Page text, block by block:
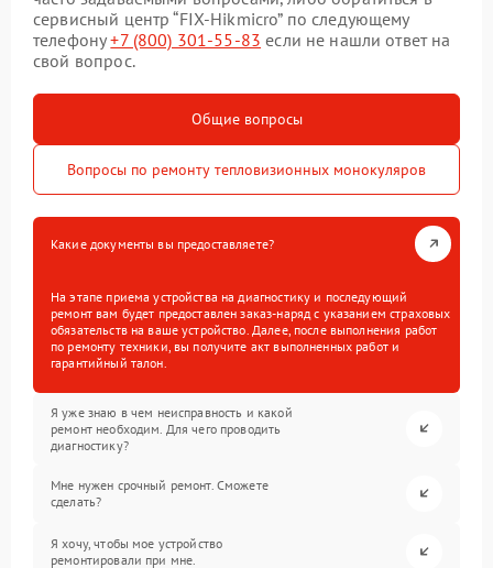
сервисный центр “FIX-Hikmicro” по следующему
телефону+7 (800) 301-55-83 если не нашли ответ на
свой вопрос.
Общие вопросы
Вопросы по ремонту тепловизионных монокуляров
Какие документы вы предоставляете?
На этапе приема устройства на диагностику и последующий
ремонт вам будет предоставлен заказ-наряд с указанием страховых
обязательств на ваше устройство. Далее, после выполнения работ
по ремонту техники, вы получите акт выполненных работ и
гарантийный талон.
Я уже знаю в чем неисправность и какой
ремонт необходим. Для чего проводить
диагностику?
Мне нужен срочный ремонт. Сможете
сделать?
Я хочу, чтобы мое устройство
ремонтировали при мне.